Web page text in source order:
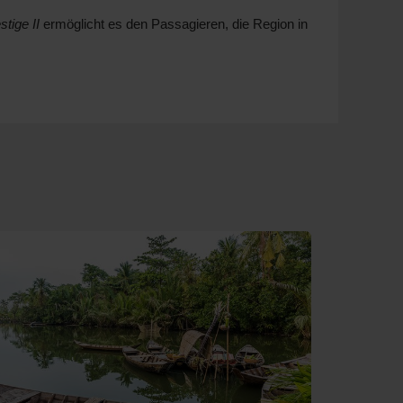
II ermöglicht es den Passagieren, die Region in
Palast und die Silberne Pagode. Besuchen
des Mekong. Nehmen Sie sich auch Zeit, die
die schwimmenden Märkte. Probieren Sie lokale
berühmte Bamboo Bridge oder die Tempel von Wat
durch die lebhaften Wasserstraßen zu fahren